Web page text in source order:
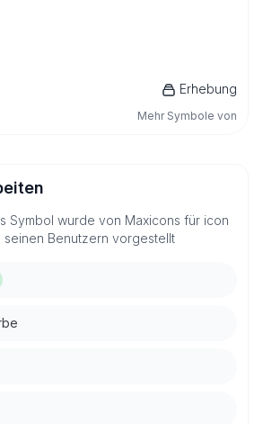
Erhebung
Mehr Symbole von
Symbol wurde von Maxicons für icon
Benutzern vorgestellt